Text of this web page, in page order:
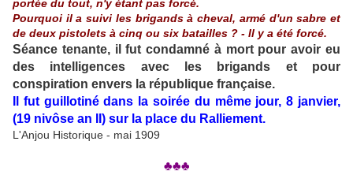
portée du tout, n'y étant pas forcé.
Pourquoi il a suivi les brigands à cheval, armé d'un sabre et
de deux pistolets à cinq ou six batailles ? - Il y a été forcé.
Séance tenante, il fut condamné à mort pour avoir eu
des intelligences avec les brigands et pour
conspiration envers la république française.
Il fut guillotiné dans la soirée du même jour, 8 janvier,
(19 nivôse an II) sur la place du Ralliement.
L'Anjou Historique - mai 1909
♣♣♣